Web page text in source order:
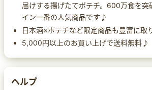
届けする揚げたてポテチ。600万食を突
イン一番の人気商品です♪
日本酒×ポテチなど限定商品も豊富に取
5,000円以上のお買い上げで送料無料♪
ヘルプ